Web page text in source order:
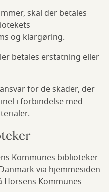
skal der betales
og klargøring.
betales erstatning eller
for de skader, der
i forbindelse med
Kommunes biblioteker
via hjemmesiden
Horsens Kommunes